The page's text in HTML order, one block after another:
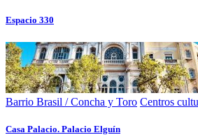
Espacio 330
Barrio Brasil / Concha y Toro Centros
Casa Palacio. Palacio Elguín